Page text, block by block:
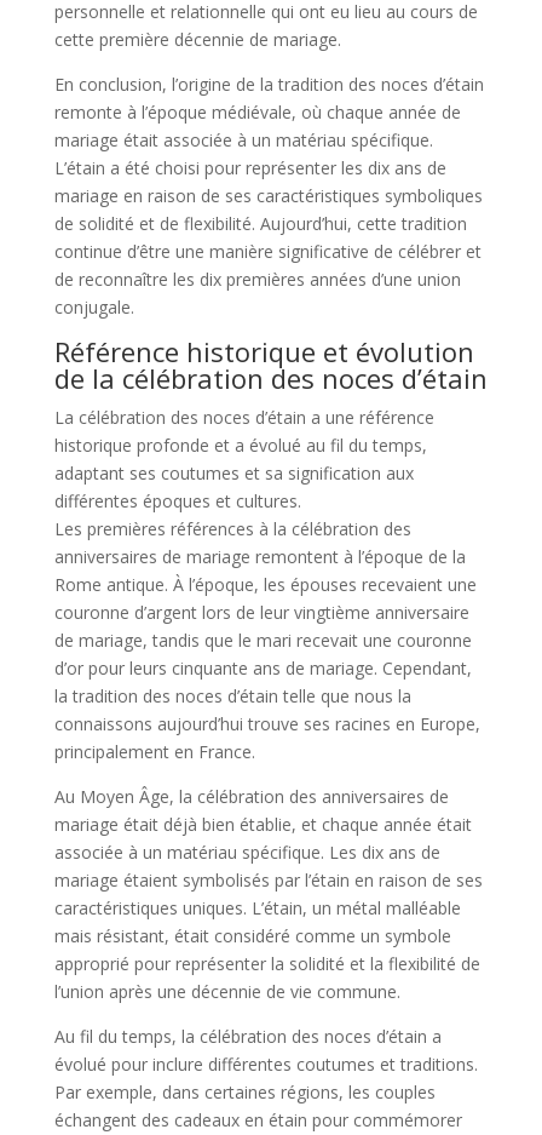
personnelle et relationnelle qui ont eu lieu au cours de
cette première décennie de mariage.
En conclusion, l’origine de la tradition des noces d’étain
remonte à l’époque médiévale, où chaque année de
mariage était associée à un matériau spécifique.
L’étain a été choisi pour représenter les dix ans de
mariage en raison de ses caractéristiques symboliques
de solidité et de flexibilité. Aujourd’hui, cette tradition
continue d’être une manière significative de célébrer et
de reconnaître les dix premières années d’une union
conjugale.
Référence historique et évolution
de la célébration des noces d’étain
La célébration des noces d’étain a une référence
historique profonde et a évolué au fil du temps,
adaptant ses coutumes et sa signification aux
différentes époques et cultures.
Les premières références à la célébration des
anniversaires de mariage remontent à l’époque de la
Rome antique. À l’époque, les épouses recevaient une
couronne d’argent lors de leur vingtième anniversaire
de mariage, tandis que le mari recevait une couronne
d’or pour leurs cinquante ans de mariage. Cependant,
la tradition des noces d’étain telle que nous la
connaissons aujourd’hui trouve ses racines en Europe,
principalement en France.
Au Moyen Âge, la célébration des anniversaires de
mariage était déjà bien établie, et chaque année était
associée à un matériau spécifique. Les dix ans de
mariage étaient symbolisés par l’étain en raison de ses
caractéristiques uniques. L’étain, un métal malléable
mais résistant, était considéré comme un symbole
approprié pour représenter la solidité et la flexibilité de
l’union après une décennie de vie commune.
Au fil du temps, la célébration des noces d’étain a
évolué pour inclure différentes coutumes et traditions.
Par exemple, dans certaines régions, les couples
échangent des cadeaux en étain pour commémorer